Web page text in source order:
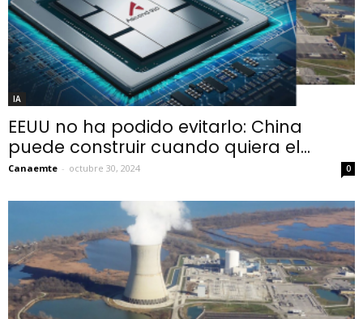
IA
EEUU no ha podido evitarlo: China
puede construir cuando quiera el...
Canaemte - octubre 30, 2024 0